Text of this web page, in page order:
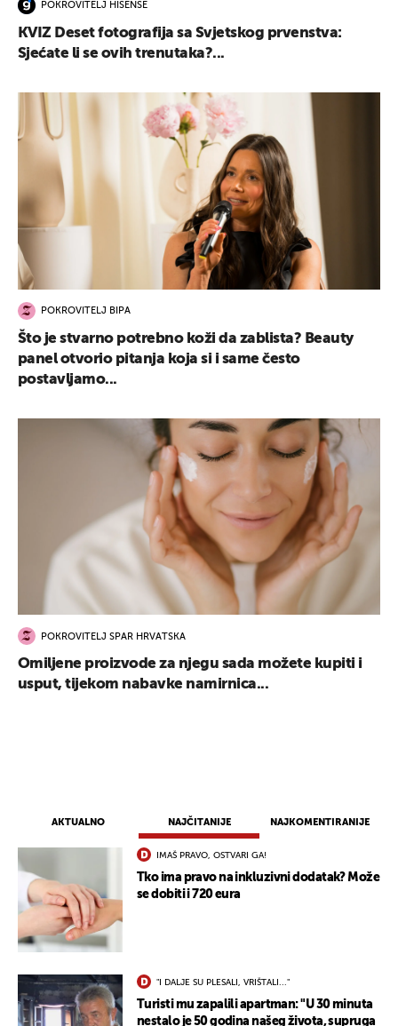
AKTUALNO NAJČITANIJE NAJKOMENTIRANIJE
IMAŠ PRAVO, OSTVARI GA!
Tko ima pravo na inkluzivni dodatak? Može
se dobiti i 720 eura
"I DALJE SU PLESALI, VRIŠTALI..."
Turisti mu zapalili apartman: "U 30 minuta
nestalo je 50 godina našeg života, supruga
POKROVITELJ HISENSE
KVIZ Deset fotografija sa Svjetskog prvenstva:
Sjećate li se ovih trenutaka?...
POKROVITELJ BIPA
Što je stvarno potrebno koži da zablista? Beauty
panel otvorio pitanja koja si i same često
postavljamo...
POKROVITELJ SPAR HRVATSKA
Omiljene proizvode za njegu sada možete kupiti i
usput, tijekom nabavke namirnica...